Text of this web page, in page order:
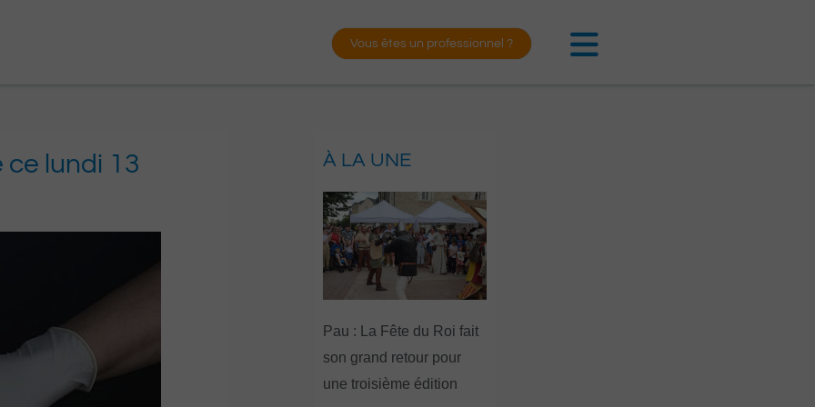
Vous êtes un professionnel ?
ce lundi 13
À LA UNE
Pau : La Fête du Roi fait
son grand retour pour
une troisième édition